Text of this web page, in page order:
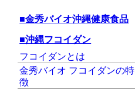
■金秀バイオ沖縄健康食品
■沖縄フコイダン
フコイダンとは
金秀バイオ フコイダンの特
徴